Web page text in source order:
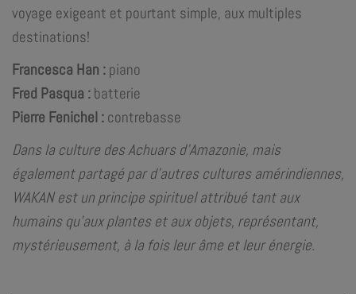
voyage exigeant et pourtant simple, aux multiples
destinations!
Francesca Han : piano
Fred Pasqua : batterie
Pierre Fenichel : contrebasse
Dans la culture des Achuars d’Amazonie, mais
également partagé par d’autres cultures amérindiennes,
WAKAN est un principe spirituel attribué tant aux
humains qu’aux plantes et aux objets, représentant,
mystérieusement, à la fois leur âme et leur énergie.